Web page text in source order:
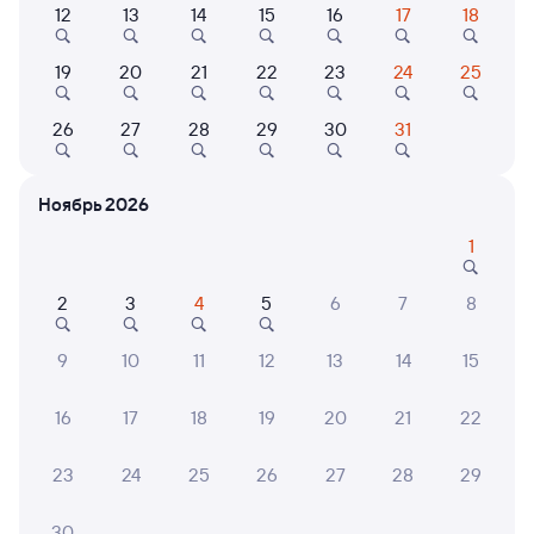
Найдём билет на поезд за вас
Даже если сейчас нет мест
Искать билеты
Путешественникам нравятся эти варианты
10
Загородный
целитель»
15 ⁠000 ⁠₽
Отель "Золотой
3 ⁠497 ⁠₽
12 13 14 15 16 17 18
19 20 21 22 23 24 25
26 27 28 29 30 31
Ноябрь 2026
1
2 3 4 5 6 7 8
9 10 11 12 13 14 15
16 17 18 19 20 21 22
23 24 25 26 27 28 29